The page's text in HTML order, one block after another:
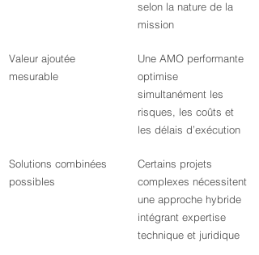
selon la nature de la
mission
Valeur ajoutée
mesurable
Une AMO performante
optimise
simultanément les
risques, les coûts et
les délais d’exécution
Solutions combinées
possibles
Certains projets
complexes nécessitent
une approche hybride
intégrant expertise
technique et juridique